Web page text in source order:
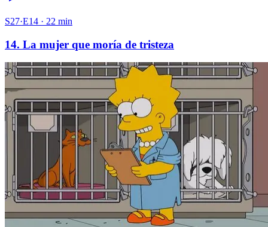
S27·E14 · 22 min
14. La mujer que moría de tristeza